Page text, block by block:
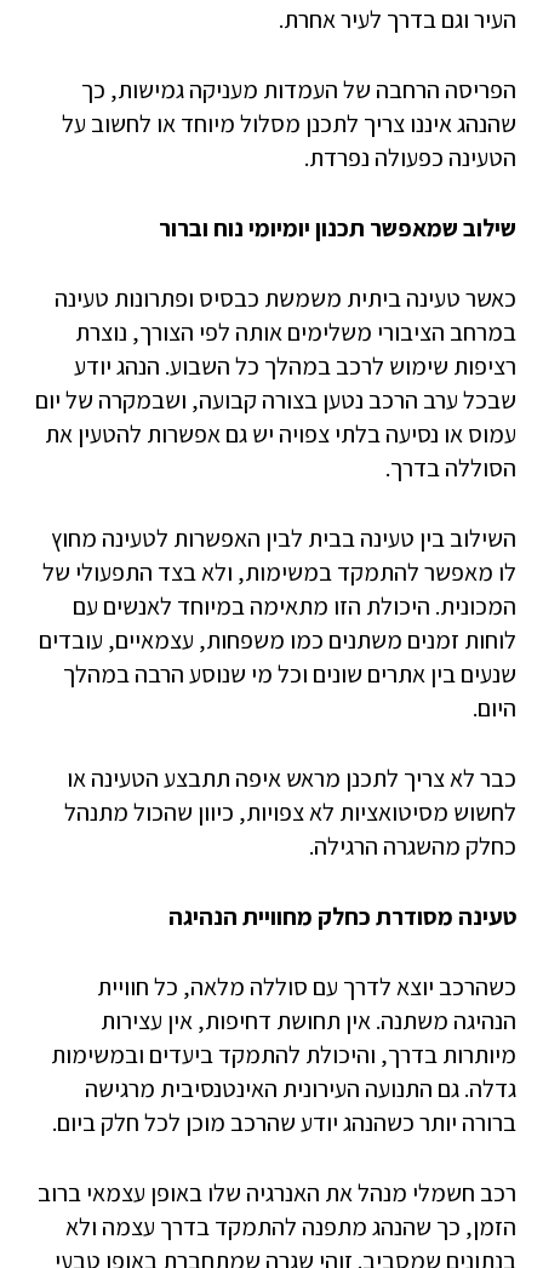
העיר וגם בדרך לעיר אחרת.
הפריסה הרחבה של העמדות מעניקה גמישות, כך
שהנהג איננו צריך לתכנן מסלול מיוחד או לחשוב על
הטעינה כפעולה נפרדת.
שילוב שמאפשר תכנון יומיומי נוח וברור
כאשר טעינה ביתית משמשת כבסיס ופתרונות טעינה
במרחב הציבורי משלימים אותה לפי הצורך, נוצרת
רציפות שימוש לרכב במהלך כל השבוע. הנהג יודע
שבכל ערב הרכב נטען בצורה קבועה, ושבמקרה של יום
עמוס או נסיעה בלתי צפויה יש גם אפשרות להטעין את
הסוללה בדרך.
השילוב בין טעינה בבית לבין האפשרות לטעינה מחוץ
לו מאפשר להתמקד במשימות, ולא בצד התפעולי של
המכונית. היכולת הזו מתאימה במיוחד לאנשים עם
לוחות זמנים משתנים כמו משפחות, עצמאיים, עובדים
שנעים בין אתרים שונים וכל מי שנוסע הרבה במהלך
היום.
כבר לא צריך לתכנן מראש איפה תתבצע הטעינה או
לחשוש מסיטואציות לא צפויות, כיוון שהכול מתנהל
כחלק מהשגרה הרגילה.
טעינה מסודרת כחלק מחוויית הנהיגה
כשהרכב יוצא לדרך עם סוללה מלאה, כל חוויית
הנהיגה משתנה. אין תחושת דחיפות, אין עצירות
מיותרות בדרך, והיכולת להתמקד ביעדים ובמשימות
גדלה. גם התנועה העירונית האינטנסיבית מרגישה
ברורה יותר כשהנהג יודע שהרכב מוכן לכל חלק ביום.
רכב חשמלי מנהל את האנרגיה שלו באופן עצמאי ברוב
הזמן, כך שהנהג מתפנה להתמקד בדרך עצמה ולא
בנתונים שמסביב. זוהי שגרה שמתחברת באופן טבעי